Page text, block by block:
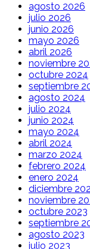
agosto 2026
julio 2026
junio 2026
mayo 2026
abril 2026
noviembre
octubre 2024
septiembre
agosto 2024
julio 2024
junio 2024
mayo 2024
abril 2024
marzo 2024
febrero 2024
enero 2024
diciembre
noviembre
octubre 2023
septiembre
agosto 2023
julio 2023